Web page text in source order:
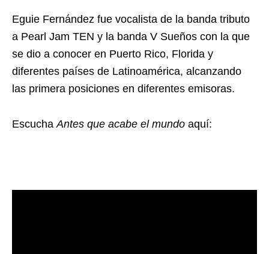
Eguie Fernández fue vocalista de la banda tributo
a Pearl Jam TEN y la banda V Sueños con la que
se dio a conocer en Puerto Rico, Florida y
diferentes países de Latinoamérica, alcanzando
las primera posiciones en diferentes emisoras.
EscuchaAntes que acabe el mundo aquí: